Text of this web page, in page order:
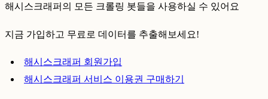
해시스크래퍼의 모든 크롤링 봇들을 사용하실 수 있어요
지금 가입하고 무료로 데이터를 추출해보세요!
해시스크래퍼 회원가입
해시스크래퍼 서비스 이용권 구매하기